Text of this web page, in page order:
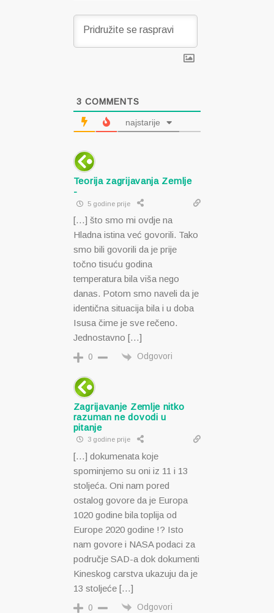
3 COMMENTS
najstarije
Teorija zagrijavanja Zemlje
-
5 godine prije
[…] što smo mi ovdje na
Hladna istina već govorili. Tako
smo bili govorili da je prije
točno tisuću godina
temperatura bila viša nego
danas. Potom smo naveli da je
identična situacija bila i u doba
Isusa čime je sve rečeno.
Jednostavno […]
0 Odgovori
Zagrijavanje Zemlje nitko
razuman ne dovodi u
pitanje
3 godine prije
[…] dokumenata koje
spominjemo su oni iz 11 i 13
stoljeća. Oni nam pored
ostalog govore da je Europa
1020 godine bila toplija od
Europe 2020 godine !? Isto
nam govore i NASA podaci za
područje SAD-a dok dokumenti
Kineskog carstva ukazuju da je
13 stoljeće […]
0 Odgovori